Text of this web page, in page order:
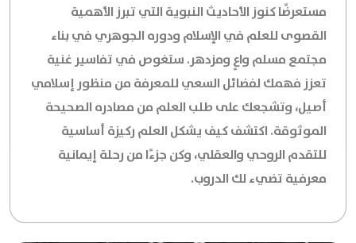
مستعرضًا كنوز الأحاديث النبوية التي تبرز الأهمية
القصوى للعلم في الإسلام ودوره الجوهري في بناء
مجتمع مسلم واعٍ ومزدهر. ستغوص في تفاسير غنية
تعزز فهمك لفضائل السعي للمعرفة من منظور إسلامي
أصيل، وتشجعك على طلب العلم من مصادره الصحيحة
الموثوقة. اكتشف كيف يشكل العلم ركيزة أساسية
للتقدم الروحي والعقلي، وكن جزءًا من رحلة إيمانية
معرفية تضيء لك الدروب.